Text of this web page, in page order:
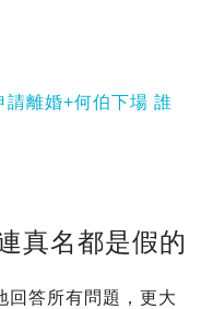
請離婚+何伯下場 誰
真名都是假的
回答所有問題，更大